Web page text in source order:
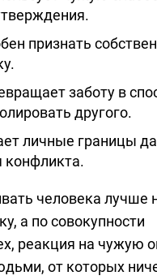
признать
заботу в
другого.
личные границы
конфликта.
человека лучше
а по совокупности
реакция на чужую
от которых